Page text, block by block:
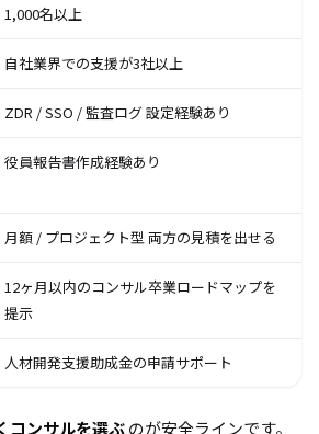
1,000名以上
自社業界での支援が3社以上
ZDR / SSO / 監査ログ 設定経験あり
役員報告書作成経験あり
月額 / プロジェクト型 両方の見積を出せる
12ヶ月以内のコンサル卒業ロードマップを
提示
人材開発支援助成金の申請サポート
コンサルを選ぶのが安全ラインです。